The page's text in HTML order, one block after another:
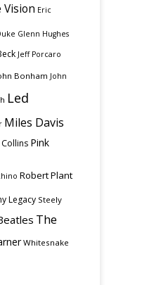
Vision Eric
Glenn Hughes
Jeff Porcaro
Bonham John
Led
Miles Davis
Pink
Robert Plant
Legacy Steely
The
Whitesnake